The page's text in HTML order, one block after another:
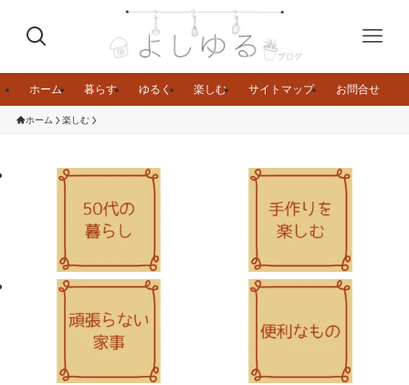
ホーム 暮らす ゆるく 楽しむ サイトマップ お問合せ
ホーム 楽しむ